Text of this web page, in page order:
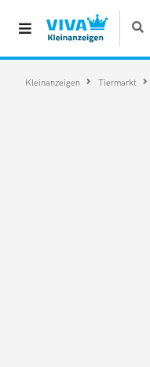
Kleinanzeigen Tiermarkt